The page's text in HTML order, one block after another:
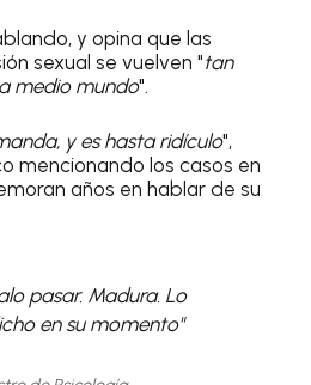
y opina que las
sexual se vuelven "tan
medio mundo".
y es hasta ridículo",
mencionando los casos en
años en hablar de su
pasar. Madura. Lo
en su momento"